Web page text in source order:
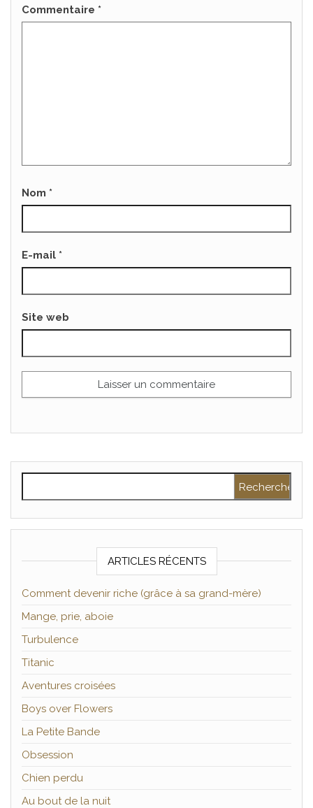
Commentaire *
Nom *
E-mail *
Site web
ARTICLES RÉCENTS
Comment devenir riche (grâce à sa grand-mère)
Mange, prie, aboie
Turbulence
Titanic
Aventures croisées
Boys over Flowers
La Petite Bande
Obsession
Chien perdu
Au bout de la nuit